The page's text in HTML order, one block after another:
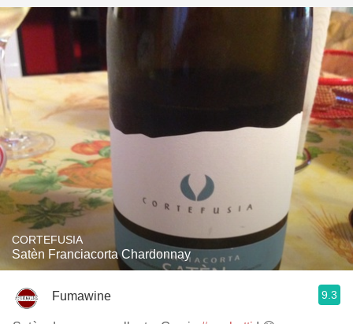
CORTEFUSIA
Satèn Franciacorta Chardonnay
Fumawine 9.3